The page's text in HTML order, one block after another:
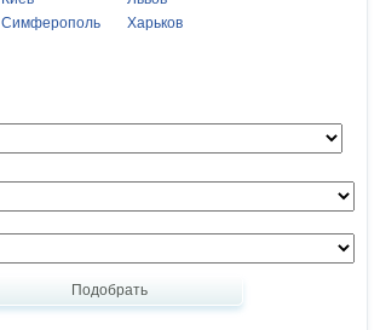
Симферополь Харьков
Подобрать